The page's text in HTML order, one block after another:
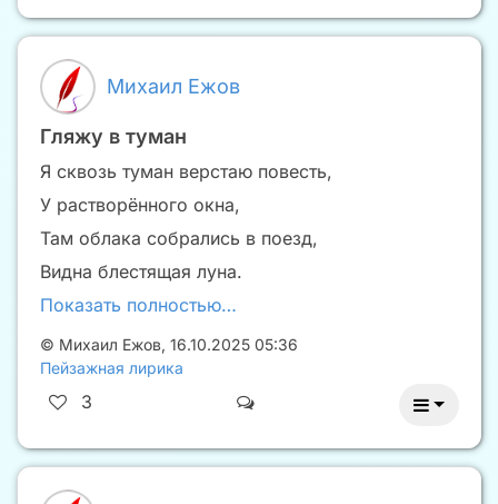
Михаил Ежов
Гляжу в туман
Я сквозь туман верстаю повесть,
У растворённого окна,
Там облака собрались в поезд,
Видна блестящая луна.
Показать полностью…
© Михаил Ежов, 16.10.2025 05:36
Пейзажная лирика
3